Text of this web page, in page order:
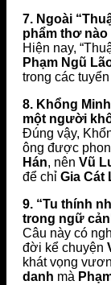
7. Ngoài
phẩm thơ
Hiện nay,
Phạm Ngũ
trong các
8. Khổng
một người
Đúng vậy,
ông được
Hán, nên Vũ
để chỉ Gia Cát
9. “Tu thính
trong ngữ
Câu này có
đời kể chuyện
khát vọng
danh mà